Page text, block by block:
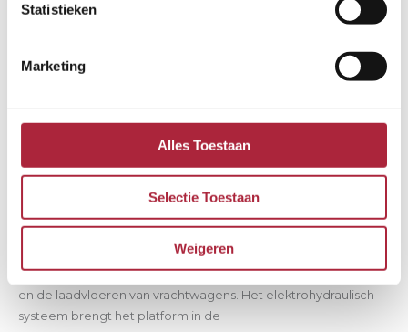
Statistieken
Marketing
Alles Toestaan
Selectie Toestaan
Weigeren
Dock Levellers
Dock Levellers Dock levellers van Verloo Dock leveller:
genoemd, maakt het mogelijk om vrachtwagens snel en veilig
te laden en lossen. Een dockleveller zorgt namelijk voor de
overbrugging van de hoogteverschillen tussen het laadperron
en de laadvloeren van vrachtwagens. Het elektrohydraulisch
systeem brengt het platform in de